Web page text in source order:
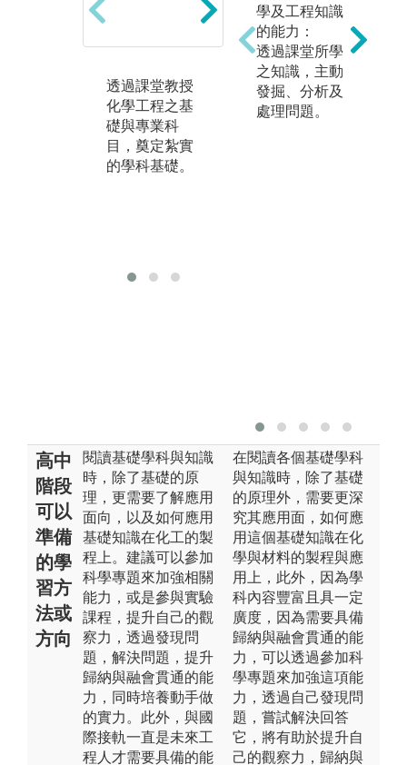
透過課堂教授
化學工程之基
礎與專業科
目，奠定紮實
的學科基礎。
配合各專業科
目所對應之實
學及工程知識
的能力：
透過課堂所學
之知識，主動
發掘、分析及
處理問題。
高中
階段
可以
準備
的學
習方
法或
方向
閱讀基礎學科與知識
時，除了基礎的原
理，更需要了解應用
面向，以及如何應用
基礎知識在化工的製
程上。建議可以參加
科學專題來加強相關
能力，或是參與實驗
課程，提升自己的觀
察力，透過發現問
題，解決問題，提升
歸納與融會貫通的能
力，同時培養動手做
的實力。此外，與國
際接軌一直是未來工
程人才需要具備的能
在閱讀各個基礎學科
與知識時，除了基礎
的原理外，需要更深
究其應用面，如何應
用這個基礎知識在化
學與材料的製程與應
用上，此外，因為學
科內容豐富且具一定
廣度，因為需要具備
歸納與融會貫通的能
力，可以透過參加科
學專題來加強這項能
力，透過自己發現問
題，嘗試解決回答
它，將有助於提升自
己的觀察力，歸納與